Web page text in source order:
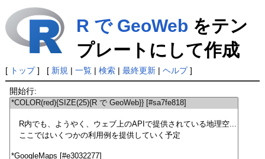
R で GeoWeb をテン
プレートにして作成
[ トップ] [ 新規 | 一覧| 検索| 最終更新| ヘルプ]
開始行: